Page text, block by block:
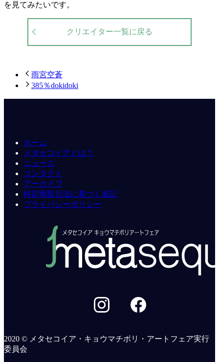
を見てみたいです。
クリエイター一覧に戻る
雨宮空蒼
385％dokidoki
ホーム
メタセコイアとは？
ニュース
コンタクト
アーカイブ
特定商取引法に基づく表記
プライバシーポリシー
2020 © メタセコイア・キョウマチボリ・アートフェア実行
委員会